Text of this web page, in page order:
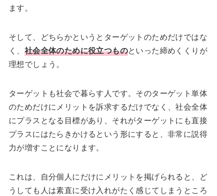
ます。
そして、どちらかというとターゲットのためだけではな
く、 社会全体のために役立つものといった締めくくりが
理想でしょう。
ターゲットも社会で暮らす人です。そのターゲット単体
のためだけにメリットを訴求するだけでなく、社会全体
にプラスとなる目標があり、それがターゲットにも直接
プラスにはたらきかけるという形にすると、非常に説得
力が増すことになります。
これは、自分個人にだけにメリットを掲げられると、ど
うしても人は素直に受け入れがたく感じてしまうところ